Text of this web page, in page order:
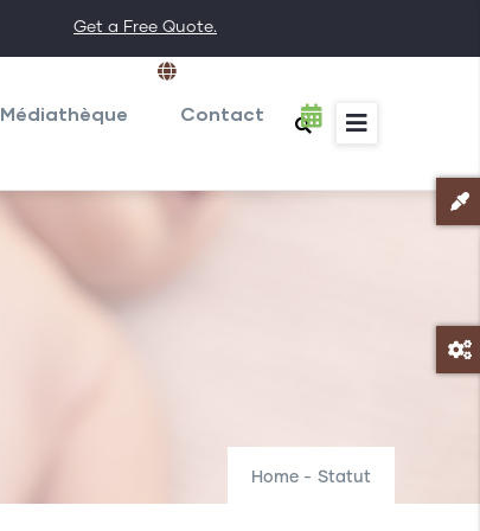
Get a Free Quote.
Médiathèque Contact
Home - Statut